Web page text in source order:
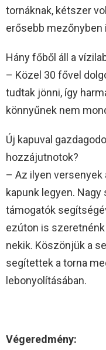
tornáknak, kétszer
erősebb mezőnyben
Hány főből áll a
– Közel 30 fővel
tudtak jönni, így
könnyűnek nem
Új kapuval
hozzájutnotok?
– Az ilyen
kapunk legyen.
támogatók
ezúton is
nekik. Köszönjük a
segítettek a torna
lebonyolításában.
Végeredmény: